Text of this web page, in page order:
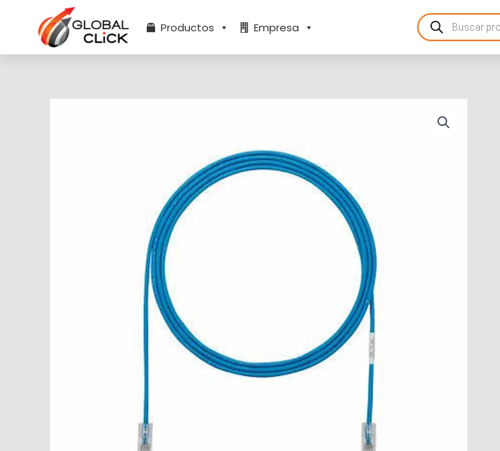
contenido
Productos Empresa
Products
search